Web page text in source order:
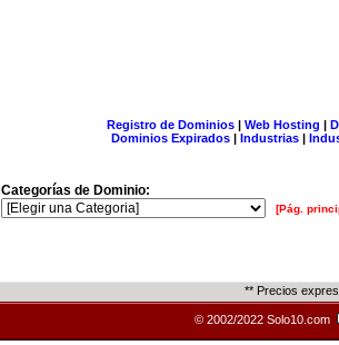
Registro de Dominios| Web Hosting |
Dominios Expirados | Industrias |
Categorías de Dominio:
[Pág.
** Precios
© 2002/2022 Solo10.com